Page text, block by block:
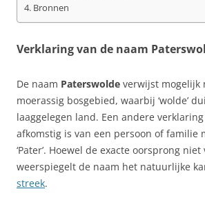
Bronnen
Verklaring van de naam
De naam Paterswolde verwijst mogelijk
moerassig bosgebied, waarbij ‘wolde’
laaggelegen land. Een andere
afkomstig is van een persoon of familie
‘Pater’. Hoewel de exacte oorsprong niet
weerspiegelt de naam het natuurlijke
streek.